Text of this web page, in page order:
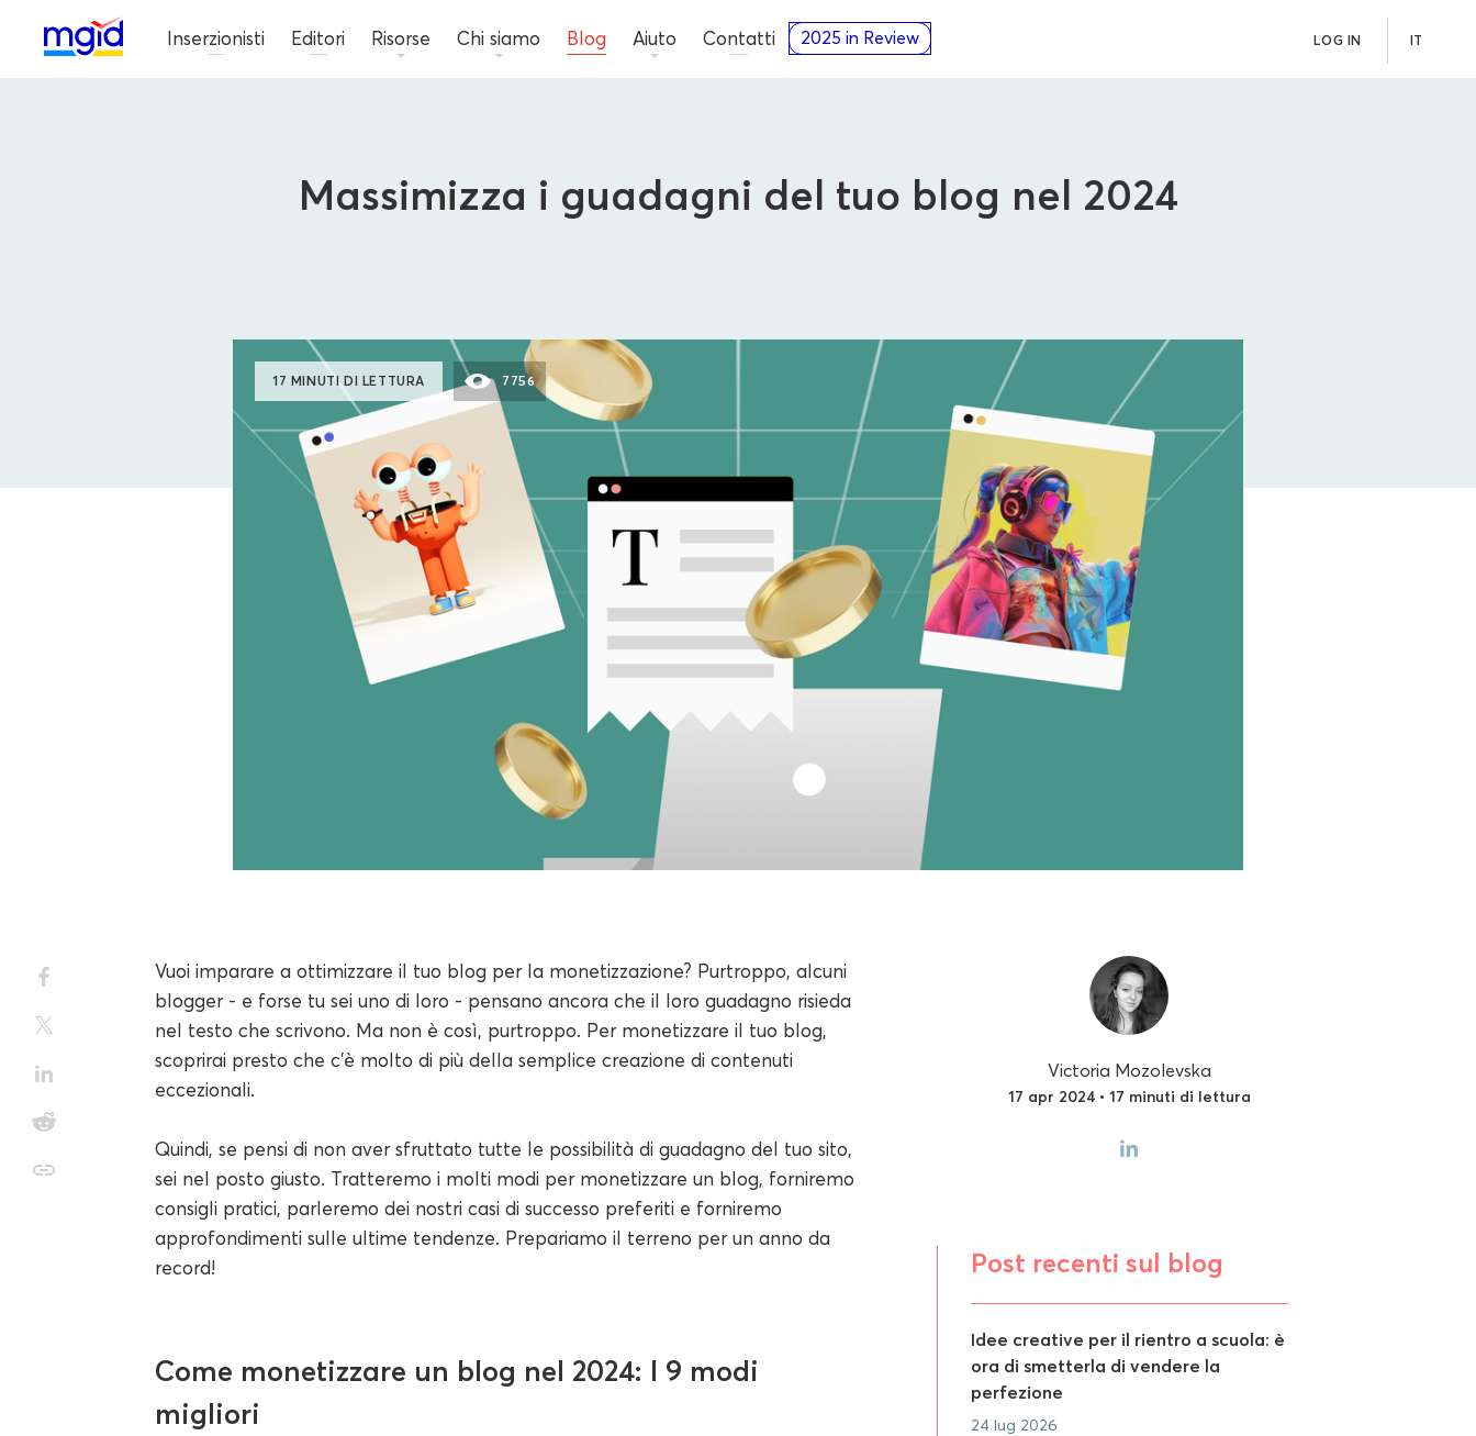
Inserzionisti Editori Risorse Chi siamo Blog Aiuto Contatti 2025 in Review LOG IN IT
Massimizza i guadagni del tuo blog nel 2024
17 MINUTI DI LETTURA 7756
Vuoi imparare a ottimizzare il tuo blog per la monetizzazione? Purtroppo, alcuni
blogger - e forse tu sei uno di loro - pensano ancora che il loro guadagno risieda
nel testo che scrivono. Ma non è così, purtroppo. Per monetizzare il tuo blog,
scoprirai presto che c'è molto di più della semplice creazione di contenuti
eccezionali.
Quindi, se pensi di non aver sfruttato tutte le possibilità di guadagno del tuo sito,
sei nel posto giusto. Tratteremo i molti modi per monetizzare un blog, forniremo
consigli pratici, parleremo dei nostri casi di successo preferiti e forniremo
approfondimenti sulle ultime tendenze. Prepariamo il terreno per un anno da
record!
Come monetizzare un blog nel 2024: I 9 modi
migliori
Victoria Mozolevska
17 apr 2024 • 17 minuti di lettura
Post recenti sul blog
Idee creative per il rientro a scuola: è
ora di smetterla di vendere la
perfezione
24 lug 2026